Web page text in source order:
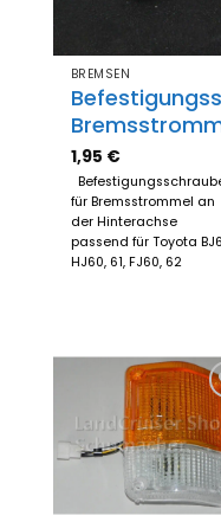
BREMSEN
1,95 €
für Bremsstrommel an
der Hinterachse
passend für Toyota
HJ60, 61, FJ60, 62
Zum